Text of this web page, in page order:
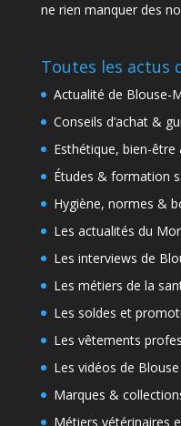
ne rien manquer des
Toutes les actus
Actualité de Blouse-
Conseils d’achat &
Esthétique, bien-être
Études & formation
Hygiène, normes &
Les actualités du
Les interviews de
Les métiers de la
Les soldes et
Les vêtements
Les vidéos de
Marques &
Métiers vétérinaires